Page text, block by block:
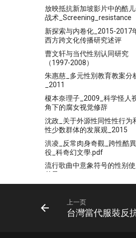
放映抵抗新加坡影片中的酷
战术_Screening_resistance
新探索与内卷化_2015-2017
西方跨文化传播研究述评
曹文轩与当代性别认同研究
（1997-2008）
朱惠慈_多元性別教育教案分
_2011
榎本奈理子_2009_科学怪人
角下的腐女视觉修辞
沈政_关于外源性同性性行为
性少数群体的发展观_2015
洪凌_反常肉身奇觀_跨性酷
役_科奇幻文學.pdf
流行歌曲中意象符号的性别使
差异
现代中国文学中的酷儿中国课
大纲
上一页
台灣當代服裝反